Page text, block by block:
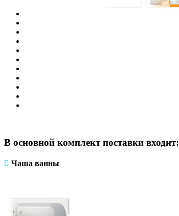
В основной комплект поставки входит:
Чаша ванны